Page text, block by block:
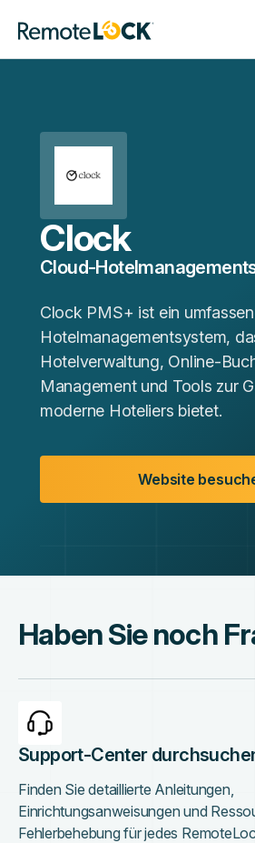
Startseite
Clock
Cloud-
Clock PMS+ ist ein
Hotelmanagementsystem,
Hotelverwaltung, Online-
Management und Tools zur
moderne Hoteliers bietet.
Website
Haben Sie noch
Support-Center
Finden Sie detaillierte Anleitungen,
Einrichtungsanweisungen und
Fehlerbehebung für jedes